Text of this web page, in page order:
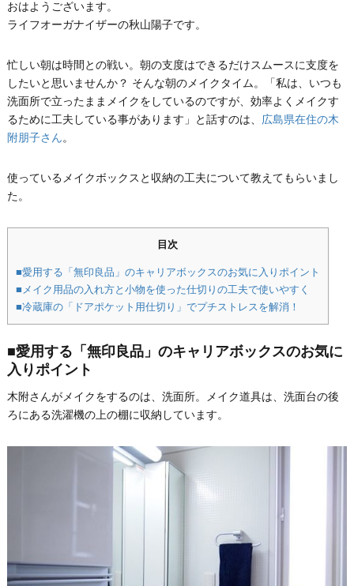
おはようございます。
ライフオーガナイザーの秋山陽子です。
忙しい朝は時間との戦い。朝の支度はできるだけスムースに支度を
したいと思いませんか？ そんな朝のメイクタイム。「私は、いつも
洗面所で立ったままメイクをしているのですが、効率よくメイクす
るために工夫している事があります」と話すのは、 広島県在住の木
附朋子さん。
使っているメイクボックスと収納の工夫について教えてもらいまし
た。
目次
■愛用する「無印良品」のキャリアボックスのお気に入りポイント
■メイク用品の入れ方と小物を使った仕切りの工夫で使いやすく
■冷蔵庫の「ドアポケット用仕切り」でプチストレスを解消！
■愛用する「無印良品」のキャリアボックスのお気に
入りポイント
木附さんがメイクをするのは、洗面所。メイク道具は、洗面台の後
ろにある洗濯機の上の棚に収納しています。